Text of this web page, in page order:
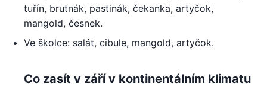
tuřín, brutnák, pastinák, čekanka, artyčok,
mangold, česnek.
Ve školce: salát, cibule, mangold, artyčok.
Co zasít v září v kontinentálním klimatu